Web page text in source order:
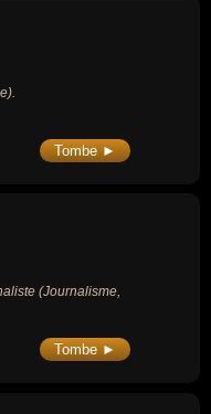
Tombe ►
(Journalisme,
Tombe ►